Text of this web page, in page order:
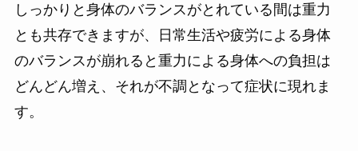
しっかりと身体のバランスがとれている間は重力
とも共存できますが、日常生活や疲労による身体
のバランスが崩れると重力による身体への負担は
どんどん増え、それが不調となって症状に現れま
す。